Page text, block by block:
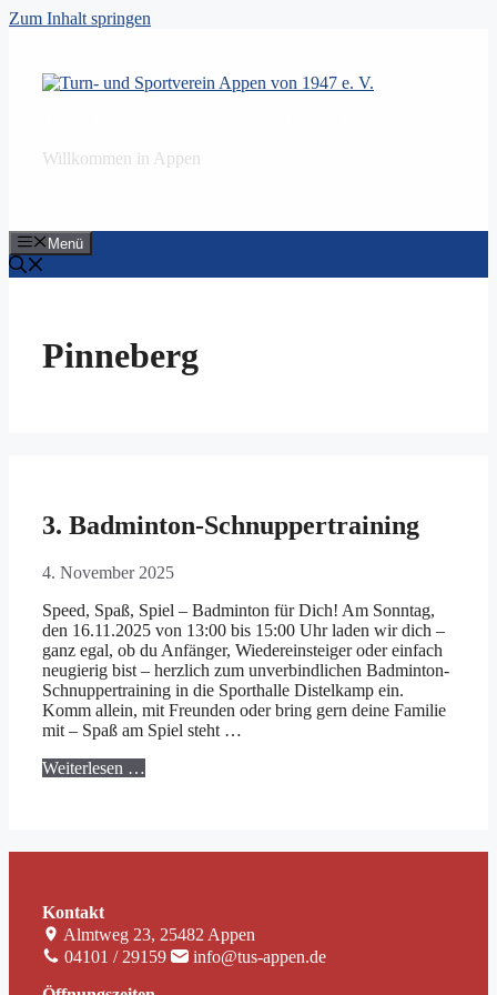
Zum Inhalt springen
Willkommen in Appen
Menü
Pinneberg
3. Badminton-Schnuppertraining
4. November 2025
Speed, Spaß, Spiel – Badminton für Dich! Am Sonntag,
den 16.11.2025 von 13:00 bis 15:00 Uhr laden wir dich –
ganz egal, ob du Anfänger, Wiedereinsteiger oder einfach
neugierig bist – herzlich zum unverbindlichen Badminton-
Schnuppertraining in die Sporthalle Distelkamp ein.
Komm allein, mit Freunden oder bring gern deine Familie
mit – Spaß am Spiel steht …
Weiterlesen …
Kontakt
Almtweg 23, 25482 Appen
04101 / 29159
info@tus-appen.de